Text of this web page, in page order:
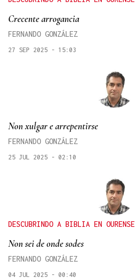
Crecente arrogancia
FERNANDO GONZÁLEZ
27 SEP 2025 - 15:03
Non xulgar e arrepentirse
FERNANDO GONZÁLEZ
25 JUL 2025 - 02:10
DESCUBRINDO A BIBLIA EN OURENSE
Non sei de onde sodes
FERNANDO GONZÁLEZ
04 JUL 2025 - 00:40